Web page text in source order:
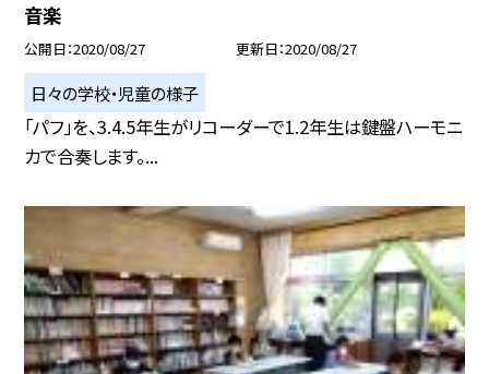
音楽
公開日 2020/08/27 更新日 2020/08/27
日々の学校・児童の様子
「パフ」を、3.4.5年生がリコーダーで1.2年生は鍵盤ハーモニ
カで合奏します。...